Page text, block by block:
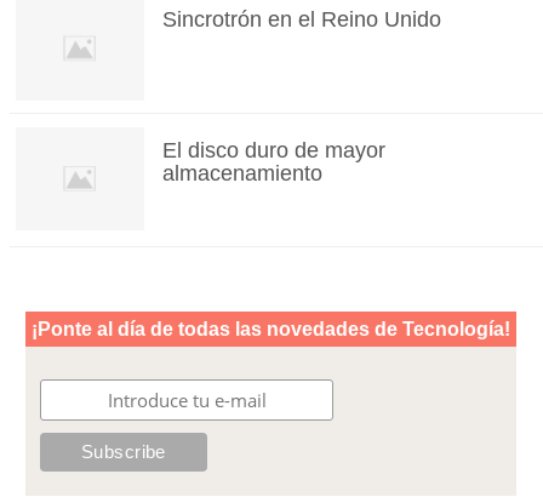
Sincrotrón en el Reino Unido
El disco duro de mayor
almacenamiento